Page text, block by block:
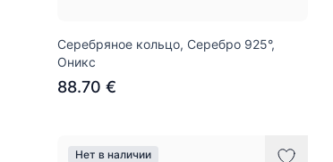
Серебряное кольцо, Серебро 925°,
Оникс
88.70 €
Нет в наличии